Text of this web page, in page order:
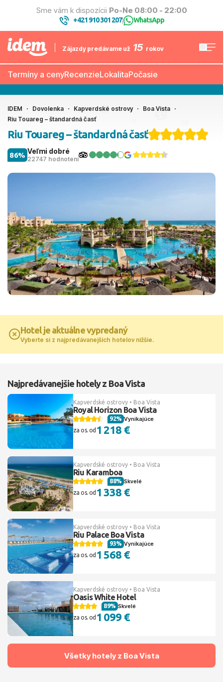
Sme vám k dispozícii Po-Ne 08:00 - 22:00
+421 910 301 207| WhatsApp
Zájazdy predávame už 15 rokov
Termíny a cenyRecenzieLokalitaPočasie
IDEM Dovolenka Kapverdské ostrovy
Boa Vista
Riu Touareg – štandardná časť
Riu Touareg – štandardná časť
Veľmi dobré
22747 hodnotení
86%
Hotel je aktuálne vypredaný
Vyberte si z najpredávanejších hotelov nižšie.
Najpredávanejšie hotely z Boa Vista
Kapverdské ostrovy • Boa Vista
Royal Horizon Boa Vista
Vynikajúce
92%
za os. od 1 218 €
Kapverdské ostrovy • Boa Vista
Riu Karamboa
Skvelé
88%
za os. od 1 338 €
Kapverdské ostrovy • Boa Vista
Riu Palace Boa Vista
Vynikajúce
93%
za os. od 1 568 €
Kapverdské ostrovy • Boa Vista
Oasis White Hotel
Skvelé
89%
za os. od 1 099 €
Všetky hotely z Boa Vista